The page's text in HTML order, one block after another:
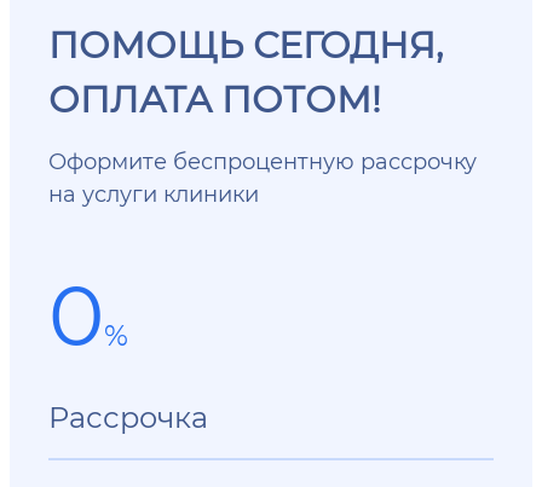
ПОМОЩЬ СЕГОДНЯ,
ОПЛАТА ПОТОМ!
Оформите беспроцентную рассрочку
на услуги клиники
0%
Рассрочка